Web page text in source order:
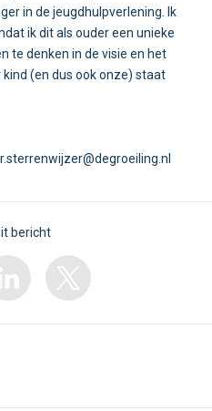
in de jeugdhulpverlening. Ik
ik dit als ouder een unieke
te denken in de visie en het
kind (en dus ook onze) staat
bericht